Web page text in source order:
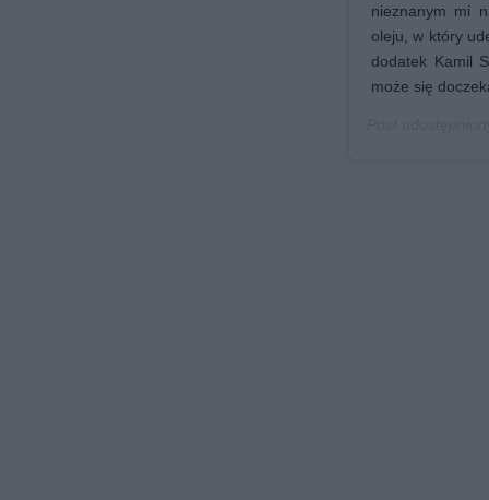
nieznanym mi
oleju, w który
dodatek Kamil
może się